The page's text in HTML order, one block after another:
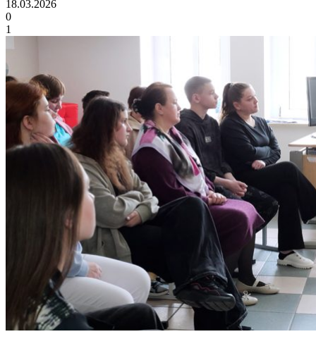
18.03.2026
0
1